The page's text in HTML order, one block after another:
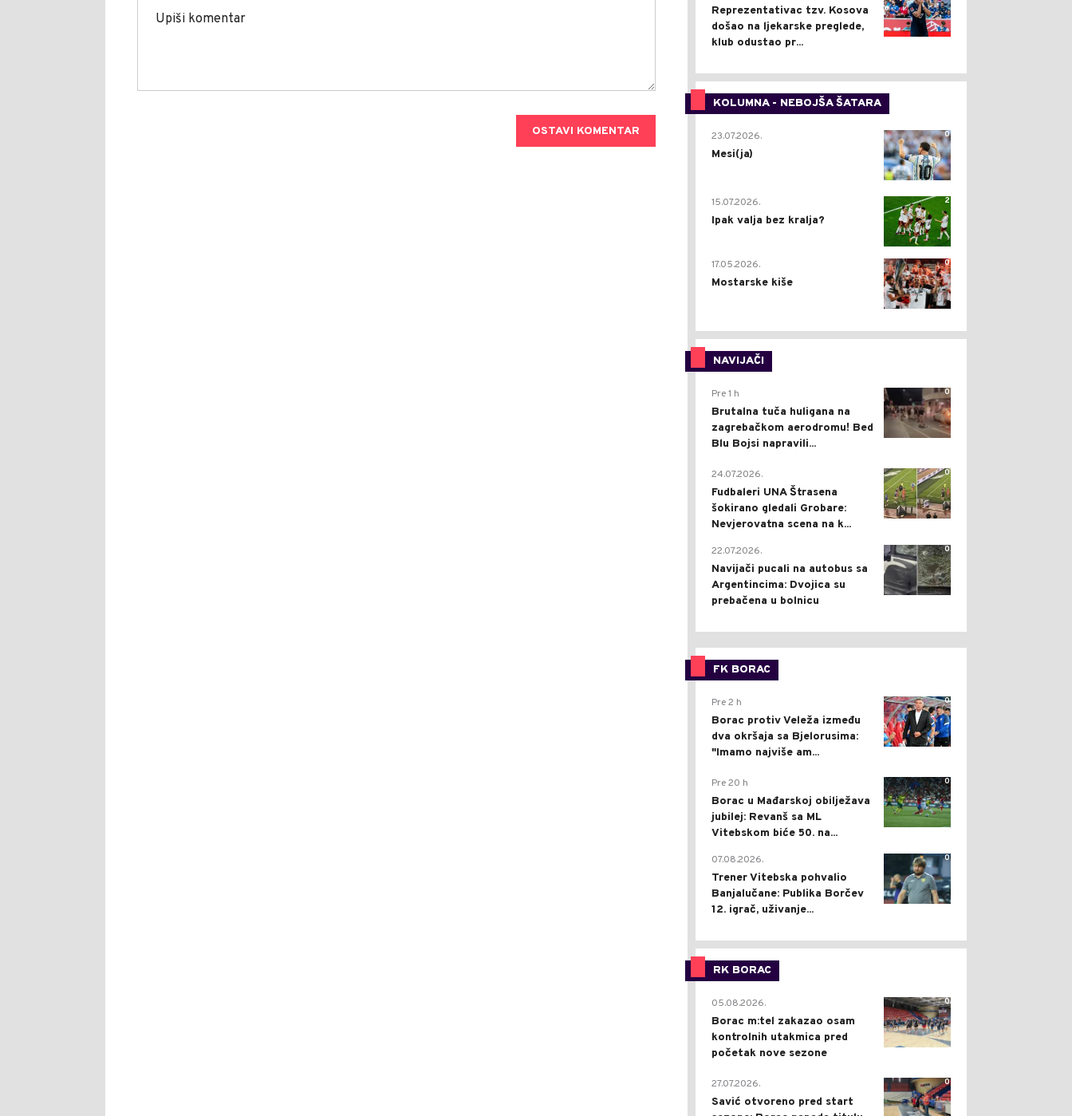
OSTAVI KOMENTAR
Reprezentativac tzv. Kosova
došao na ljekarske preglede,
klub odustao pr...
KOLUMNA - NEBOJŠA ŠATARA
0
23.07.2026.
Mesi(ja)
2
15.07.2026.
Ipak valja bez kralja?
0
17.05.2026.
Mostarske kiše
NAVIJAČI
0
Pre 1 h
Brutalna tuča huligana na
zagrebačkom aerodromu! Bed
Blu Bojsi napravili...
0
24.07.2026.
Fudbaleri UNA Štrasena
šokirano gledali Grobare:
Nevjerovatna scena na k...
0
22.07.2026.
Navijači pucali na autobus sa
Argentincima: Dvojica su
prebačena u bolnicu
FK BORAC
0
Pre 2 h
Borac protiv Veleža između
dva okršaja sa Bjelorusima:
"Imamo najviše am...
0
Pre 20 h
Borac u Mađarskoj obilježava
jubilej: Revanš sa ML
Vitebskom biće 50. na...
0
07.08.2026.
Trener Vitebska pohvalio
Banjalučane: Publika Borčev
12. igrač, uživanje...
RK BORAC
0
05.08.2026.
Borac m:tel zakazao osam
kontrolnih utakmica pred
početak nove sezone
0
27.07.2026.
Savić otvoreno pred start